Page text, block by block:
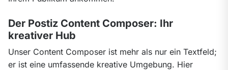
Der Postiz Content Composer: Ihr
kreativer Hub
Unser Content Composer ist mehr als nur ein Textfeld;
er ist eine umfassende kreative Umgebung. Hier